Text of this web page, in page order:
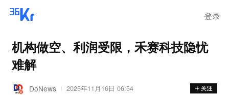
登录
机构做空、利润受限，禾赛科技隐忧
难解
DoNews 2025年11月16日 06:54